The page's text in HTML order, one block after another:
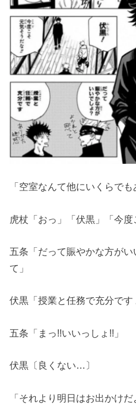
「空室なんて他にいくらでも
虎杖「おっ」「伏黒」「今度
五条「だって賑やかな方が
て」
伏黒「授業と任務で充分です
五条「まっ!!いいっしょ!!」
伏黒〔良くない…〕
「それより明日はお出かけだ